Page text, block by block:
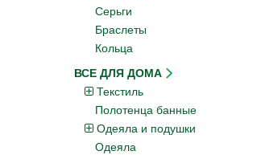
Серьги
Браслеты
Кольца
ВСЕ ДЛЯ ДОМА
Текстиль
Полотенца банные
Одеяла и подушки
Одеяла